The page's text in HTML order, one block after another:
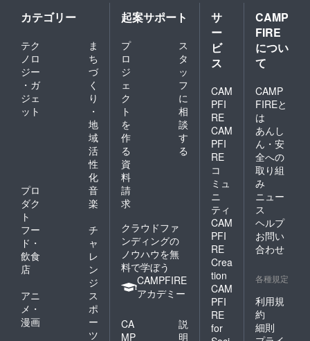
にてリ
クエス
ト内容
をお伺
いいた
します
ファイ
ル便に
て該当
リター
ンを送
付させ
ていた
だきま
カテゴリー
テク
ノロ
ジー
・ガ
ジェ
ット
ま
ち
づ
く
り
・
地
域
活
性
化
プロ
ダク
ト
音
楽
フー
ド・
飲食
店
チ
ャ
レ
ン
ジ
アニ
メ・
漫画
ス
ポ
ー
ツ
起案サポート
プ
ロ
ジ
ェ
ク
ト
を
作
る
ス
タ
ッ
フ
に
相
談
す
る
資
料
請
求
クラウドファ
ンディングの
ノウハウを無
料で学ぼう
CAMPFIRE
アカデミー
CA
MP
説
明
サ
ー
ビ
ス
CAM
PFI
RE
CAM
PFI
RE
コ
ミュ
ニ
ティ
CAM
PFI
RE
Crea
tion
CAM
PFI
RE
for
CAMP
FIRE
につい
て
CAMP
FIREと
は
あんし
ん・安
全への
取り組
み
ニュー
ス
ヘルプ
お問い
合わせ
各種規定
利用規
約
細則